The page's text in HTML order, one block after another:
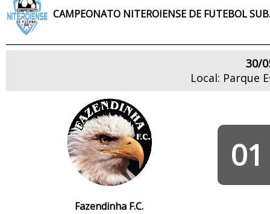
CAMPEONATO NITEROIENSE DE FUTEBOL
30/
Local: Parque
Fazendinha F.C.
01